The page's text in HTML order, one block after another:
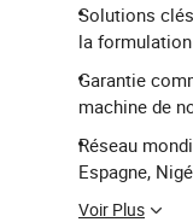
Solutions
la
Garantie
machine de
Réseau
Espagne,
Voir Plus